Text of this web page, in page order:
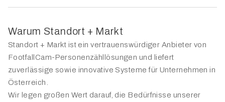
Warum Standort + Markt
Standort + Markt ist ein vertrauenswürdiger Anbieter von
FootfallCam-Personenzähllösungen und liefert
zuverlässige sowie innovative Systeme für Unternehmen in
Österreich.
Wir legen großen Wert darauf, die Bedürfnisse unserer